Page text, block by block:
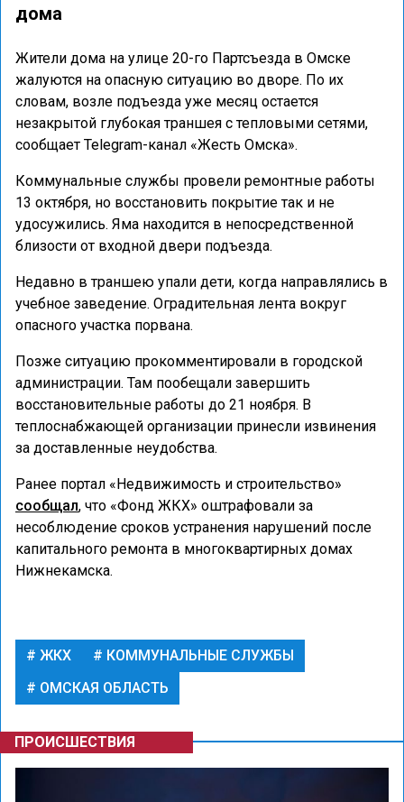
дома
Жители дома на улице 20-го Партсъезда в Омске
жалуются на опасную ситуацию во дворе. По их
словам, возле подъезда уже месяц остается
незакрытой глубокая траншея с тепловыми сетями,
сообщает Telegram-канал «Жесть Омска».
Коммунальные службы провели ремонтные работы
13 октября, но восстановить покрытие так и не
удосужились. Яма находится в непосредственной
близости от входной двери подъезда.
Недавно в траншею упали дети, когда направлялись в
учебное заведение. Оградительная лента вокруг
опасного участка порвана.
Позже ситуацию прокомментировали в городской
администрации. Там пообещали завершить
восстановительные работы до 21 ноября. В
теплоснабжающей организации принесли извинения
за доставленные неудобства.
Ранее портал «Недвижимость и строительство»
сообщал, что «Фонд ЖКХ» оштрафовали за
несоблюдение сроков устранения нарушений после
капитального ремонта в многоквартирных домах
Нижнекамска.
ЖКХ
КОММУНАЛЬНЫЕ СЛУЖБЫ
ОМСКАЯ ОБЛАСТЬ
ПРОИСШЕСТВИЯ